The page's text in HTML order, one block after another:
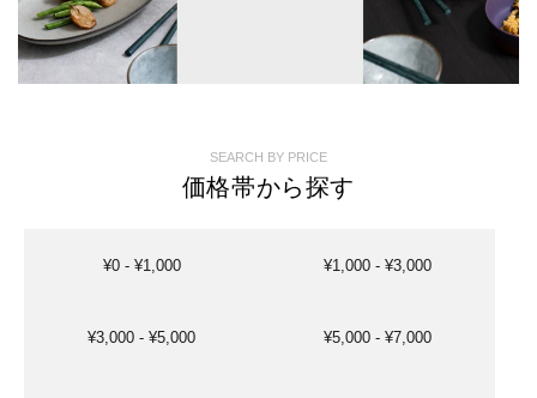
SEARCH BY PRICE
価格帯から探す
¥0 - ¥1,000 ¥1,000 - ¥3,000
¥3,000 - ¥5,000 ¥5,000 - ¥7,000